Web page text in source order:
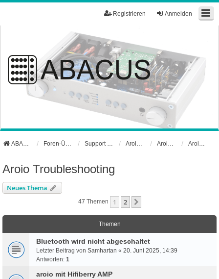
Anmelden
Registrieren
ABACUS Webseite
Aroio Troubleshooting
Neues Thema
47 Themen 1 2
Themen
Bluetooth wird nicht abgeschaltet
Letzter Beitrag von Samhartan « 20. Juni 2025, 14:39
Antworten: 1
aroio mit Hifiberry AMP